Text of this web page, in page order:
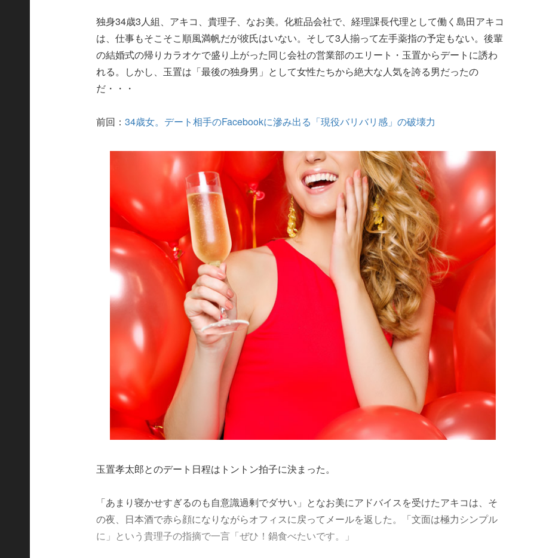
独身34歳3人組、アキコ、貴理子、なお美。化粧品会社で、経理課長代理として働く島田アキコ
は、仕事もそこそこ順風満帆だが彼氏はいない。そして3人揃って左手薬指の予定もない。後輩
の結婚式の帰りカラオケで盛り上がった同じ会社の営業部のエリート・玉置からデートに誘わ
れる。しかし、玉置は「最後の独身男」として女性たちから絶大な人気を誇る男だったの
だ・・・
前回：34歳女。デート相手のFacebookに滲み出る「現役バリバリ感」の破壊力
玉置孝太郎とのデート日程はトントン拍子に決まった。
「あまり寝かせすぎるのも自意識過剰でダサい」となお美にアドバイスを受けたアキコは、そ
の夜、日本酒で赤ら顔になりながらオフィスに戻ってメールを返した。「文面は極力シンプル
に」という貴理子の指摘で一言「ぜひ！鍋食べたいです。」